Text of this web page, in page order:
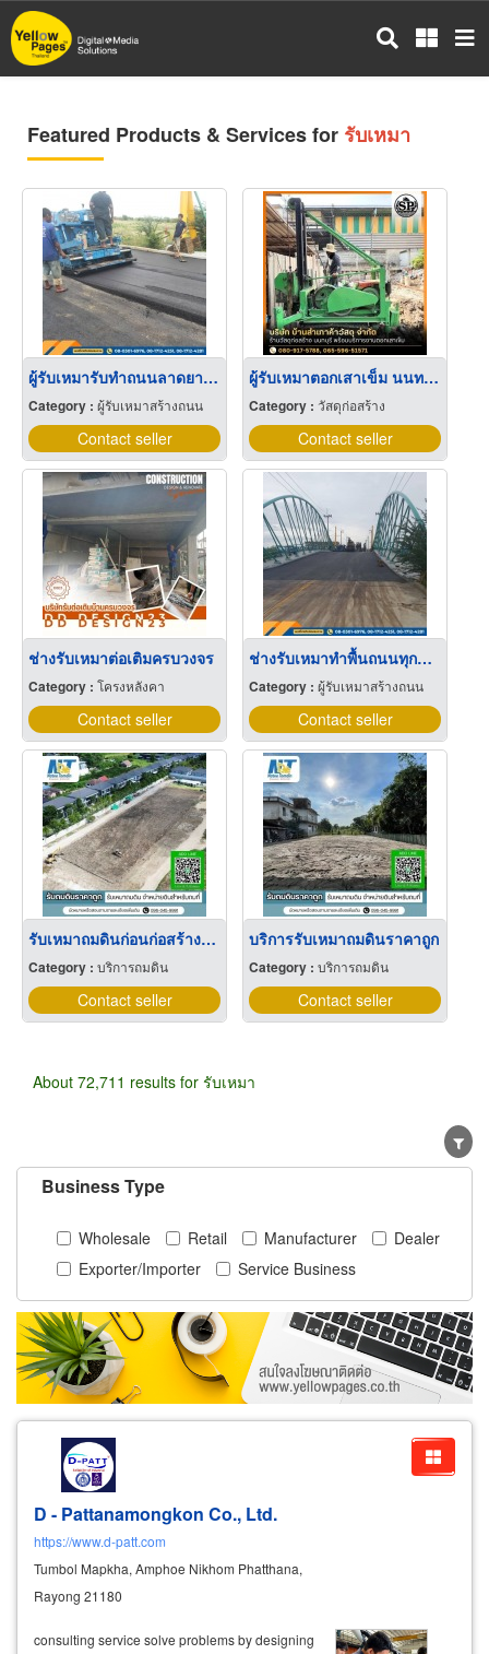
Skip
to
main
Featured Products & Services for รับเหมา
ผู้รับเหมารับทำถนนลาดยางมะตอย
Category : ผู้รับเหมาสร้างถนน
Contact seller
ผู้รับเหมาตอกเสาเข็ม นนทบุรี
Category :วัสดุก่อสร้าง
Contact seller
ช่างรับเหมาต่อเติมครบวงจร
Category : โครงหลังคา
Contact seller
ช่างรับเหมาทำพื้นถนนทุกพื้นที่
Category :ผู้รับเหมาสร้างถนน
Contact seller
รับเหมาถมดินก่อนก่อสร้างอาคาร
Category : บริการถมดิน
Contact seller
บริการรับเหมาถมดินราคาถูก
Category :บริการถมดิน
Contact seller
About 72,711 results for รับเหมา
Business Type
Wholesale Retail Manufacturer
Dealer
Exporter/Importer
Service Business
D - Pattanamongkon Co., Ltd.
https://www.d-patt.com
Tumbol Mapkha, Amphoe Nikhom Phatthana,
Rayong 21180
consulting service solve problems by designing